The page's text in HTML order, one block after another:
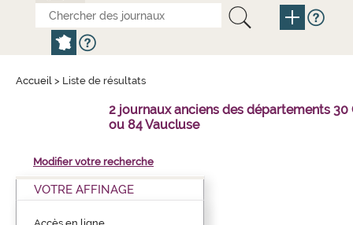
Accueil > Liste de résultats
2 journaux anciens des départements 30
ou 84 Vaucluse
Modifier votre recherche
VOTRE AFFINAGE